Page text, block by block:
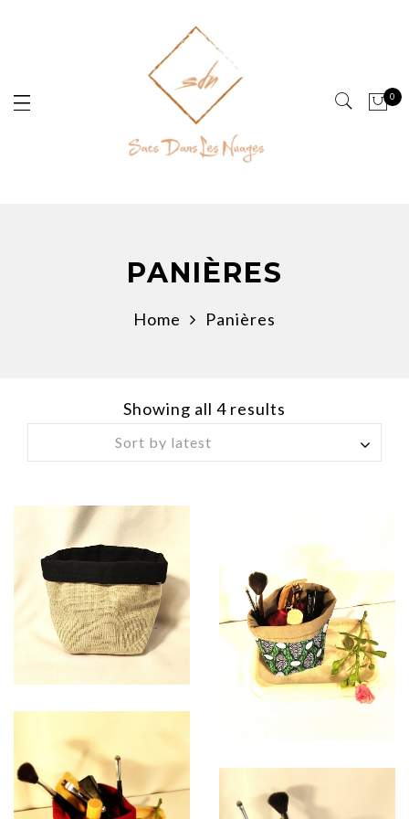
0
PANIÈRES
Home Panières
Showing all 4 results
8,00
€
8,00 €
8,00€